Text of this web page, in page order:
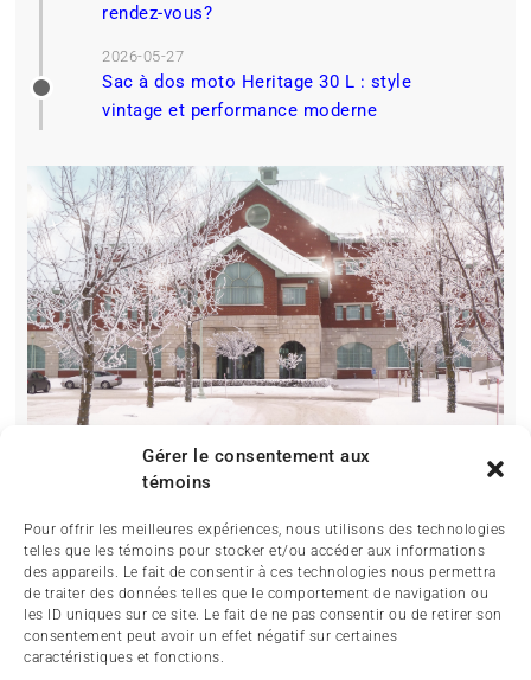
Gérer le consentement aux
témoins
Pour offrir les meilleures expériences, nous utilisons des technologies
telles que les témoins pour stocker et/ou accéder aux informations
des appareils. Le fait de consentir à ces technologies nous permettra
de traiter des données telles que le comportement de navigation ou
les ID uniques sur ce site. Le fait de ne pas consentir ou de retirer son
consentement peut avoir un effet négatif sur certaines
caractéristiques et fonctions.
rendez-vous?
2026-05-27
Sac à dos moto Heritage 30 L : style
vintage et performance moderne